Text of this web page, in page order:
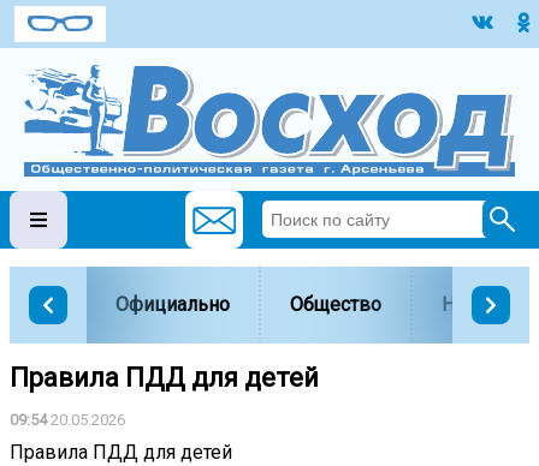
Официально Общество Наука и
Правила ПДД для детей
09:5420.05.2026
Правила ПДД для детей